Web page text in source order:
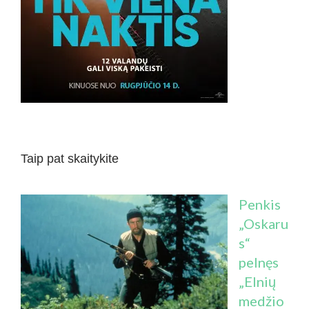
Taip pat skaitykite
Penkis
„Oskaru
s“
pelnęs
„Elnių
medžio